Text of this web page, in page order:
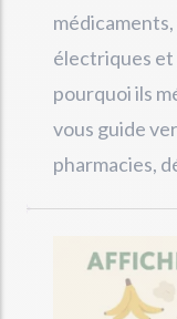
électriques
pourquoi ils
vous guide
pharmacies,